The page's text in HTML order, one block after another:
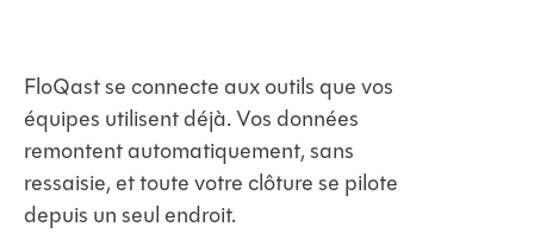
FloQast se connecte aux outils que vos
équipes utilisent déjà. Vos données
remontent automatiquement, sans
ressaisie, et toute votre clôture se pilote
depuis un seul endroit.